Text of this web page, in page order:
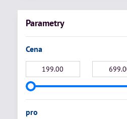
Parametry
Cena
pro